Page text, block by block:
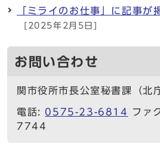
「ミライのお仕事」に記事が
[2025年2月5日]
お問い合わせ
関市役所市長公室秘書課（北
電話: 0575-23-6814
ファ
7744